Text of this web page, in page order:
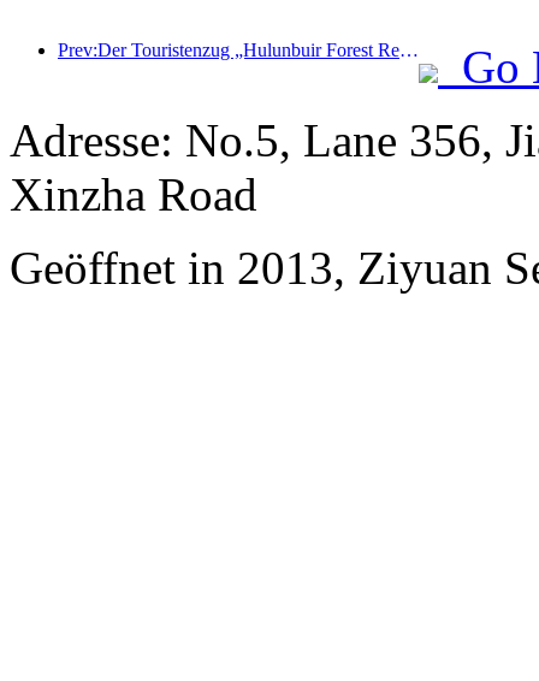
Prev:Der Touristenzug „Hulunbuir Forest Rendezvous - Daxinganling Express - Starlight Train - Tianyi Journey“ tritt seine Jungfernfahrt an.
Go
Adresse: No.5, Lane 356,
Xinzha Road
Geöffnet in 2013, Ziyuan